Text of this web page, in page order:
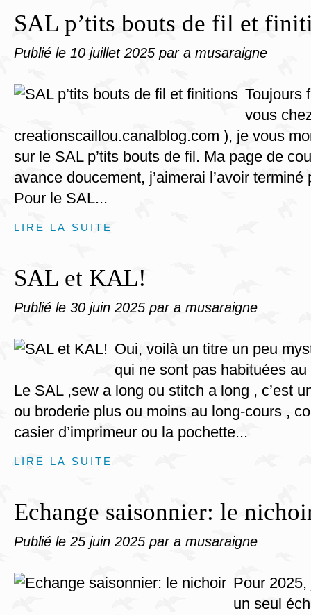
SAL p’tits bouts de fil et
Publié le 10 juillet 2025 par a musaraigne
Toujours
vous
creationscaillou.canalblog.com ), je vous
sur le SAL p’tits bouts de fil. Ma page de
avance doucement, j’aimerai l’avoir
Pour le SAL...
LIRE LA SUITE
SAL et KAL!
Publié le 30 juin 2025 par a musaraigne
Oui, voilà un titre un peu
qui ne sont pas habituées
Le SAL ,sew a long ou stitch a long , c’est
ou broderie plus ou moins au long-cours ,
casier d’imprimeur ou la pochette...
LIRE LA SUITE
Echange saisonnier: le
Publié le 25 juin 2025 par a musaraigne
Pour
un seul